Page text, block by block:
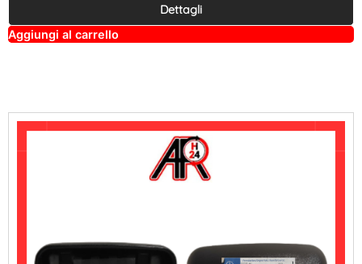
Dettagli
Aggiungi al carrello
lt
ti
v
e